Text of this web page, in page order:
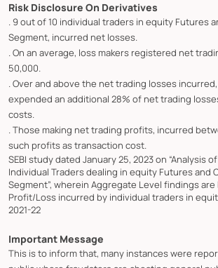
Risk Disclosure On Derivatives
. 9 out of 10 individual traders in equity Futures
Segment, incurred net losses.
. On an average, loss makers registered net
50,000.
. Over and above the net trading losses
expended an additional 28% of net trading
costs.
. Those making net trading profits, incurred
such profits as transaction cost.
SEBI study dated January 25, 2023 on “Analysis
Individual Traders dealing in equity Futures and
Segment”, wherein Aggregate Level findings are
Profit/Loss incurred by individual traders in
2021-22
Important Message
This is to inform that, many instances were